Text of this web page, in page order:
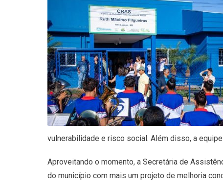
vulnerabilidade e risco social. Além disso, a
Aproveitando o momento, a Secretária de
do município com mais um projeto de melhoria